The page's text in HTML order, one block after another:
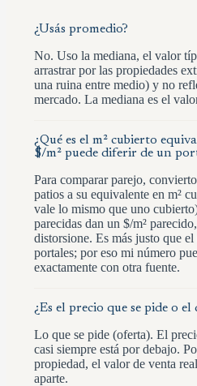
¿Usás promedio?
No. Uso la mediana, el valor
arrastrar por las propiedades
una ruina entre medio) y no
mercado. La mediana es el
¿Qué es el m² cubierto
$/m² puede diferir de un
Para comparar parejo,
patios a su equivalente en m²
vale lo mismo que uno
parecidas dan un $/m²
distorsione. Es más justo que el
portales; por eso mi número
exactamente con otra fuente.
¿Es el precio que se pide o el
Lo que se pide (oferta). El
casi siempre está por debajo.
propiedad, el valor de venta
aparte.